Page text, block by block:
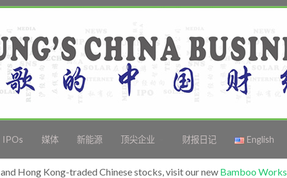
IPOs 媒体 新能源 顶尖企业 财报日记 English
and Hong Kong-traded Chinese stocks, visit our new Bamboo Works